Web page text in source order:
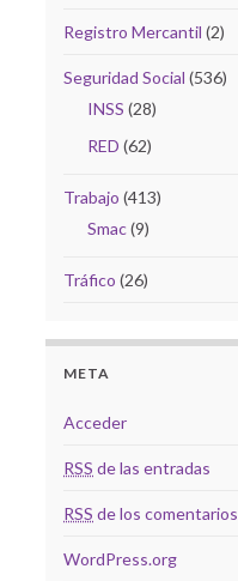
Registro Mercantil (2)
Seguridad Social (536)
INSS (28)
RED (62)
Trabajo (413)
Smac(9)
Tráfico (26)
META
Acceder
RSS de las entradas
RSS de los comentarios
WordPress.org